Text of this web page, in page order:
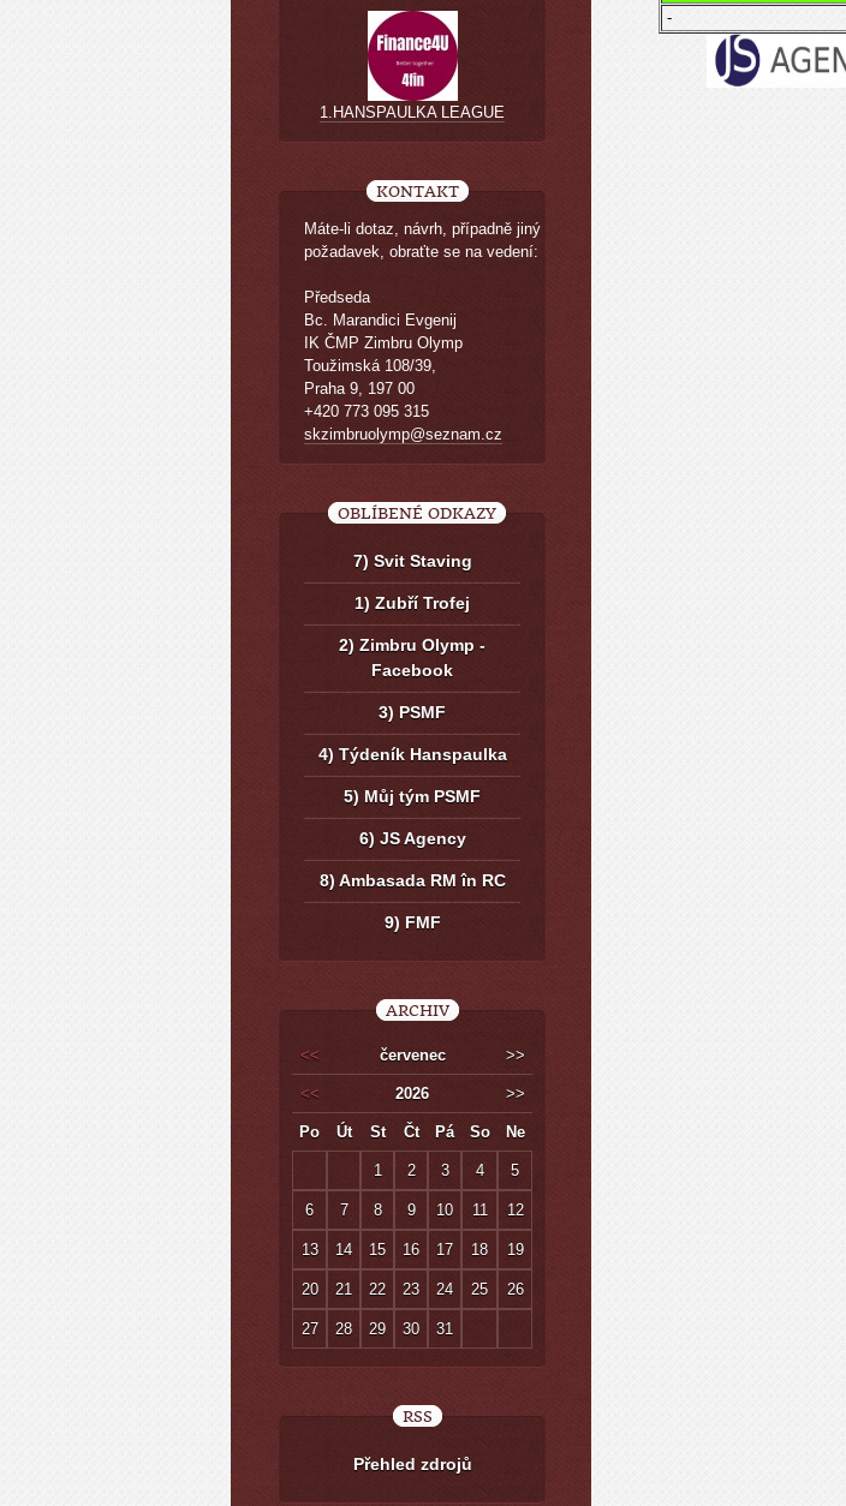
-
1.HANSPAULKA LEAGUE
KONTAKT
Máte-li dotaz, návrh, případně jiný
požadavek, obraťte se na vedení:
Předseda
Bc. Marandici Evgenij
IK ČMP Zimbru Olymp
Toužimská 108/39,
Praha 9, 197 00
+420 773 095 315
skzimbruolymp@seznam.cz
OBLÍBENÉ ODKAZY
7) Svit Staving
1) Zubří Trofej
2) Zimbru Olymp -
Facebook
3) PSMF
4) Týdeník Hanspaulka
5) Můj tým PSMF
6) JS Agency
8) Ambasada RM în RC
9) FMF
ARCHIV
<< červenec >>
<< 2026 >>
Po Út St Čt Pá So Ne
1 2 3 4 5
6 7 8 9 10 11 12
13 14 15 16 17 18 19
20 21 22 23 24 25 26
27 28 29 30 31
RSS
Přehled zdrojů